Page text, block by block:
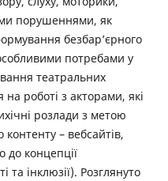
порушеннями, як
безбар’єрного
потребами у
театральних
на роботі з акторами, які
розлади з метою
контенту – вебсайтів,
до концепції
та інклюзії). Розглянуто